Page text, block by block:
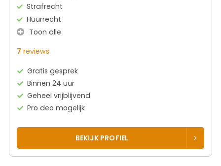
Strafrecht
Huurrecht
Toon alle
7 reviews
Gratis gesprek
Binnen 24 uur
Geheel vrijblijvend
Pro deo mogelijk
BEKIJK PROFIEL